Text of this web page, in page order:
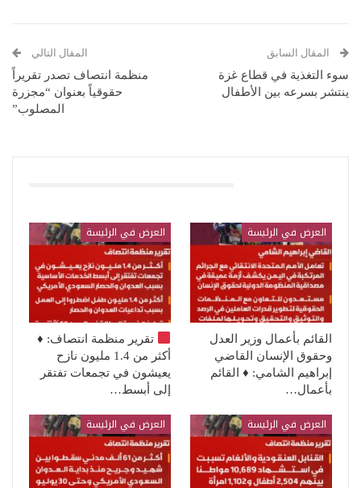
المقال السابق
سوء التغذية في قطاع غزة
ينتشر بسرعه بين الأطفال
المقال التالي
منظمة انتصاف تصدر تقريراً
حقوقياً بعنوان “مجزرة
المصلوب”
العرض في الرئيسة
القائم بأعمال وزير العدل
وحقوق الإنسان القاضي
إبراهيم الشامي: ♦️ القائم
بأعمال…
العرض في الرئيسة
تقرير منظمة انتصاف: ♦️
أكثر من 1.4 مليون نازح
يعيشون في تجمعات تفتقر
إلى أبسط…
العرض في الرئيسة العرض في الرئيسة